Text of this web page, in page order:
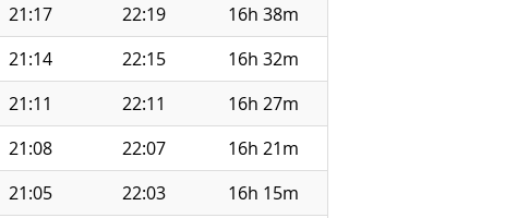
21:17 22:19
16h 38m
21:14 22:15
16h 32m
21:11 22:11
16h 27m
21:08 22:07
16h 21m
21:05 22:03
16h 15m